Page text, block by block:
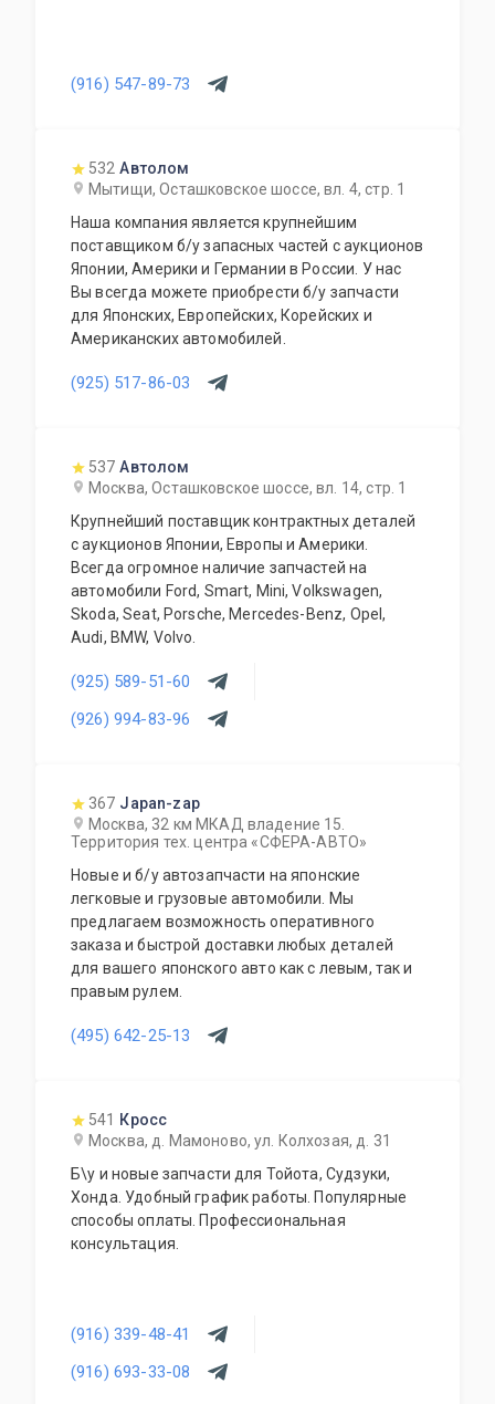
(916) 547-89-73
532 Автолом
Мытищи, Осташковское шоссе, вл. 4, стр. 1
Наша компания является крупнейшим
поставщиком б/у запасных частей с аукционов
Японии, Америки и Германии в России. У нас
Вы всегда можете приобрести б/у запчасти
для Японских, Европейских, Корейских и
Американских автомобилей.
(925) 517-86-03
537 Автолом
Москва, Осташковское шоссе, вл. 14, стр. 1
Крупнейший поставщик контрактных деталей
с аукционов Японии, Европы и Америки.
Всегда огромное наличие запчастей на
автомобили Ford, Smart, Mini, Volkswagen,
Skoda, Seat, Porsche, Mercedes-Benz, Opel,
Audi, BMW, Volvo.
(925) 589-51-60
(926) 994-83-96
367 Japan-zap
Москва, 32 км МКАД владение 15.
Территория тех. центра «СФЕРА-АВТО»
Новые и б/у автозапчасти на японские
легковые и грузовые автомобили. Мы
предлагаем возможность оперативного
заказа и быстрой доставки любых деталей
для вашего японского авто как с левым, так и
правым рулем.
(495) 642-25-13
541
Кросс
Москва, д. Мамоново, ул. Колхозая, д. 31
Б\у и новые запчасти для Тойота, Судзуки,
Хонда. Удобный график работы. Популярные
способы оплаты. Профессиональная
консультация.
(916) 339-48-41
(916) 693-33-08